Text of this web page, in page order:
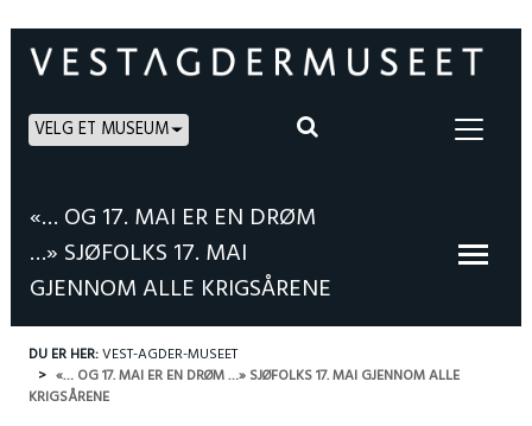
VELG ET MUSEUM
«… OG 17. MAI ER EN DRØM
…» SJØFOLKS 17. MAI
GJENNOM ALLE KRIGSÅRENE
DU ER HER:VEST-AGDER-MUSEET
«… OG 17. MAI ER EN DRØM …» SJØFOLKS 17. MAI GJENNOM ALLE
KRIGSÅRENE